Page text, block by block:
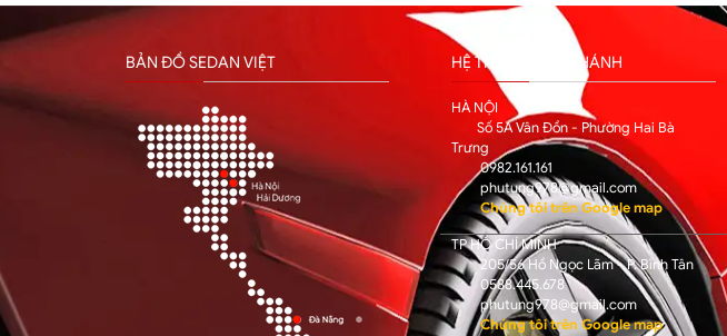
BẢN ĐỒ SEDAN VIỆT HỆ THỐNG CHI NHÁNH
HÀ NỘI
Số 5A Vân Đồn - Phường Hai Bà
Trưng
0982.161.161
phutung978@gmail.com
Chúng tôi trên Google map
TP HỒ CHÍ MINH
205/56 Hồ Ngọc Lãm - P. Bình Tân
0588.445.678
phutung978@gmail.com
Chúng tôi trên Google map